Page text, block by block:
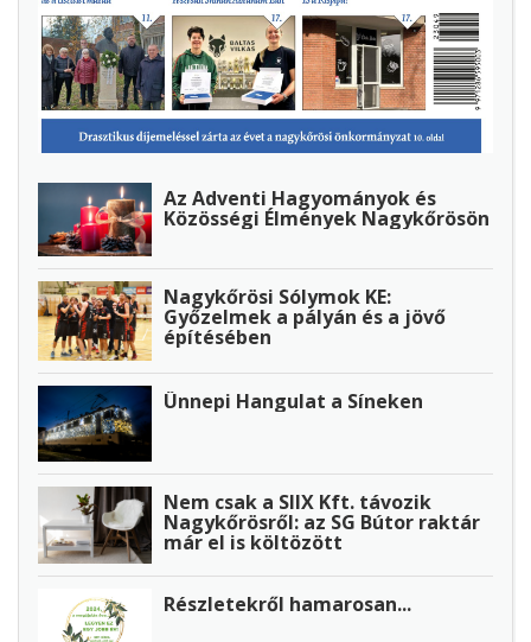
Az Adventi Hagyományok és
Közösségi Élmények Nagykőrösön
Nagykőrösi Sólymok KE:
Győzelmek a pályán és a jövő
építésében
Ünnepi Hangulat a Síneken
Nem csak a SIIX Kft. távozik
Nagykőrösről: az SG Bútor raktár
már el is költözött
Részletekről hamarosan...